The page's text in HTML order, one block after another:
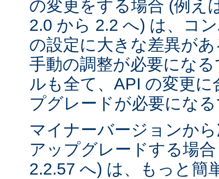
の変更をする場合 (例え
2.0 から 2.2 へ) は、コ
の設定に大きな差異が
手動の調整が必要にな
ルも全て、API の変更
プグレードが必要にな
マイナーバージョンか
アップグレードする場
2.2.57 へ) は、もっと簡